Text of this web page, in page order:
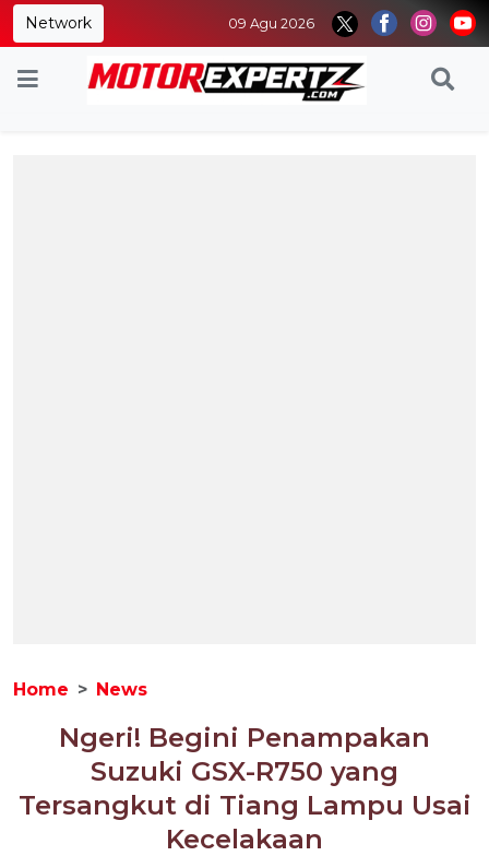
Network 09 Agu 2026
Home News
Ngeri! Begini Penampakan
Suzuki GSX-R750 yang
Tersangkut di Tiang Lampu Usai
Kecelakaan